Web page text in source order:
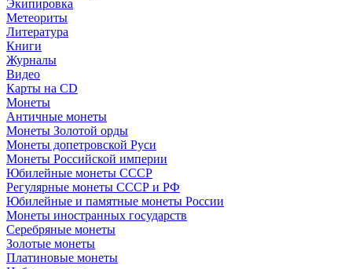
Экипировка
Метеориты
Литература
Книги
Журналы
Видео
Карты на CD
Монеты
Античные монеты
Монеты Золотой орды
Монеты допетровской Руси
Монеты Российской империи
Юбилейные монеты СССР
Регулярные монеты СССР и РФ
Юбилейные и памятные монеты России
Монеты иностранных государств
Серебряные монеты
Золотые монеты
Платиновые монеты